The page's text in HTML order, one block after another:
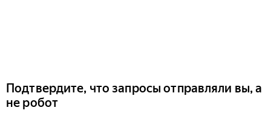
Подтвердите, что запросы отправляли вы, а
не робот